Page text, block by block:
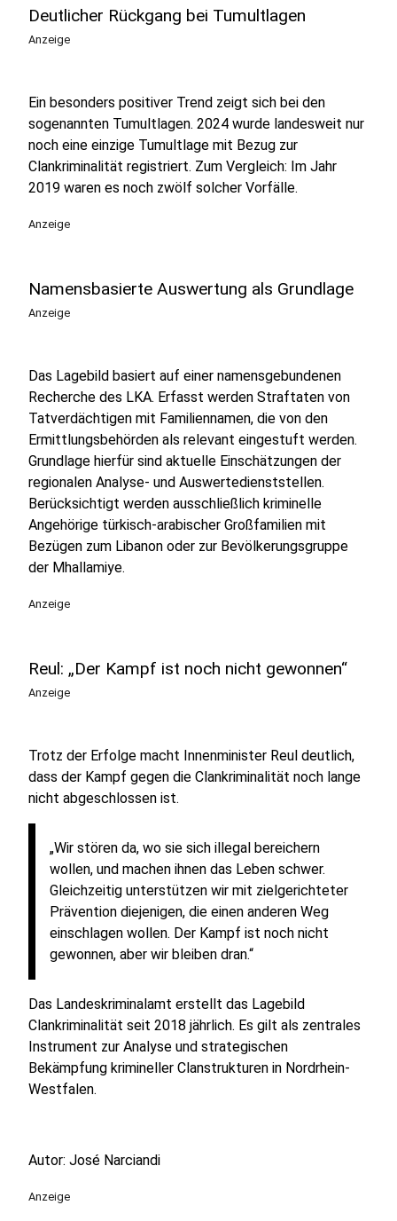
Deutlicher Rückgang bei Tumultlagen
Anzeige
Ein besonders positiver Trend zeigt sich bei den
sogenannten Tumultlagen. 2024 wurde landesweit nur
noch eine einzige Tumultlage mit Bezug zur
Clankriminalität registriert. Zum Vergleich: Im Jahr
2019 waren es noch zwölf solcher Vorfälle.
Anzeige
Namensbasierte Auswertung als Grundlage
Anzeige
Das Lagebild basiert auf einer namensgebundenen
Recherche des LKA. Erfasst werden Straftaten von
Tatverdächtigen mit Familiennamen, die von den
Ermittlungsbehörden als relevant eingestuft werden.
Grundlage hierfür sind aktuelle Einschätzungen der
regionalen Analyse- und Auswertedienststellen.
Berücksichtigt werden ausschließlich kriminelle
Angehörige türkisch-arabischer Großfamilien mit
Bezügen zum Libanon oder zur Bevölkerungsgruppe
der Mhallamiye.
Anzeige
Reul: „Der Kampf ist noch nicht gewonnen“
Anzeige
Trotz der Erfolge macht Innenminister Reul deutlich,
dass der Kampf gegen die Clankriminalität noch lange
nicht abgeschlossen ist.
„Wir stören da, wo sie sich illegal bereichern
wollen, und machen ihnen das Leben schwer.
Gleichzeitig unterstützen wir mit zielgerichteter
Prävention diejenigen, die einen anderen Weg
einschlagen wollen. Der Kampf ist noch nicht
gewonnen, aber wir bleiben dran.“
Das Landeskriminalamt erstellt das Lagebild
Clankriminalität seit 2018 jährlich. Es gilt als zentrales
Instrument zur Analyse und strategischen
Bekämpfung krimineller Clanstrukturen in Nordrhein-
Westfalen.
Autor: José Narciandi
Anzeige